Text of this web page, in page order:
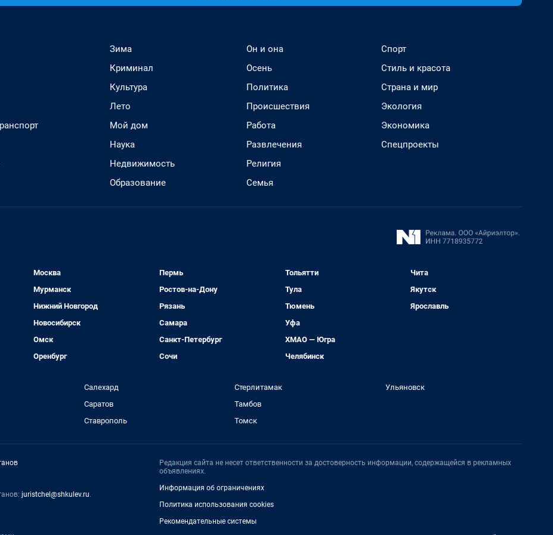
Зима
Криминал
Культура
Лето
Мой дом
Наука
Недвижимость
Образование
Он и она
Осень
Политика
Происшествия
Работа
Развлечения
Религия
Семья
Спорт
Стиль и красота
Страна и мир
Экология
Экономика
Спецпроекты
Москва
Мурманск
Нижний Новгород
Новосибирск
Омск
Оренбург
Пермь
Ростов-на-Дону
Рязань
Самара
Санкт-Петербург
Сочи
Тольятти
Тула
Тюмень
Уфа
ХМАО — Югра
Челябинск
Чита
Якутск
Ярославль
Салехард
Саратов
Ставрополь
Стерлитамак
Тамбов
Томск
Ульяновск
juristchel@shkulev.ru.
Редакция сайта не несет ответственности за достоверность информации, содержащейся в рекламных
объявлениях.
Информация об ограничениях
Политика использования cookies
Рекомендательные системы